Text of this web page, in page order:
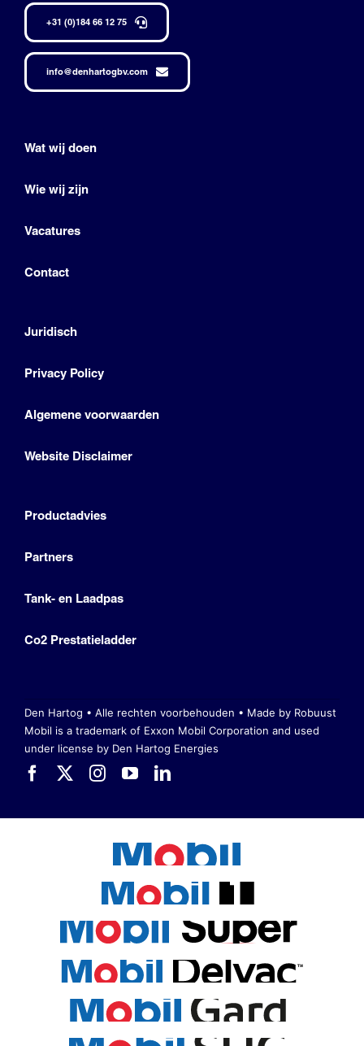
+31 (0)184 66 12 75
info@denhartogbv.com
Wat wij doen
Wie wij zijn
Vacatures
Contact
Juridisch
Privacy Policy
Algemene voorwaarden
Website Disclaimer
Productadvies
Partners
Tank- en Laadpas
Co2 Prestatieladder
Den Hartog • Alle rechten voorbehouden • Made by Robuust
Mobil is a trademark of Exxon Mobil Corporation and used
under license by Den Hartog Energies